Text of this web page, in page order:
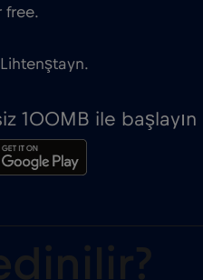
free.
100MB ile başlayın